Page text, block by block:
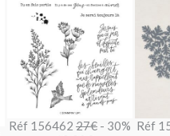
Réf 156462 27€ - 30% Réf